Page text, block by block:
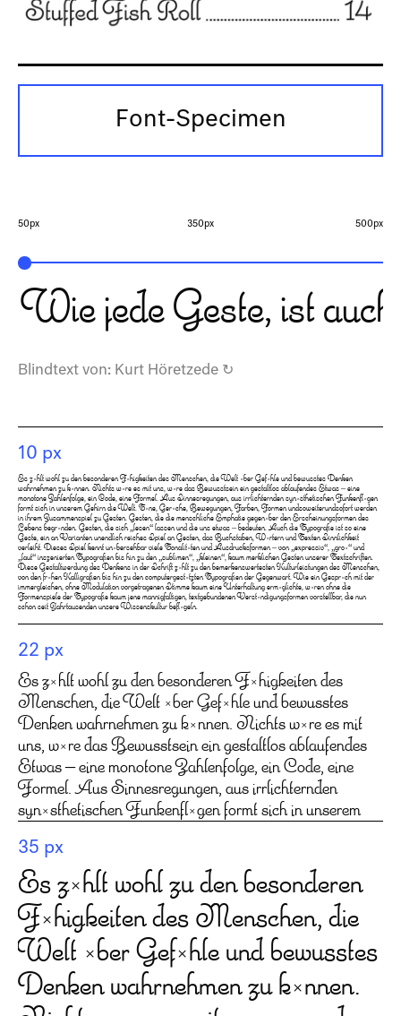
Font-Specimen
50px 350px 500px
Wie jede Geste, ist
Blindtext von: Kurt Höretzede ↻
10 px
Es zählt wohl zu den besonderen Fähigkeiten des Menschen, die Welt über Gefühle und bewusstes Denken
wahrnehmen zu können. Nichts wäre es mit uns, wäre das Bewusstsein ein gestaltlos ablaufendes Etwas – eine
monotone Zahlenfolge, ein Code, eine Formel. Aus Sinnesregungen, aus irrlichternden synästhetischen Funkenflügen
formt sich in unserem Gehirn die Welt. Töne, Gerüche, Bewegungen, Farben, Formen undsoweiterundsofort werden
in ihrem Zusammenspiel zu Gesten. Gesten, die die menschliche Emphatie gegenüber den Erscheinungsformen des
Lebens begründen. Gesten, die sich „lesen“ lassen und die uns etwas – bedeuten. Auch die Typografie ist so eine
Geste, ein an Varianten unendlich reiches Spiel an Gesten, das Buchstaben, Wörtern und Texten Sinnlichkeit
verleiht. Dieses Spiel kennt unübersehbar viele Tonalitäten und Ausdrucksformen – von „expressiv“, „groß“ und
„laut“ inszenierten Typografien bis hin zu den „sublimen“, „kleinen“, kaum merklichen Gesten unserer Textschriften.
Diese Gestaltwerdung des Denkens in der Schrift zählt zu den bemerkenswertesten Kulturleistungen des Menschen,
von den frühen Kalligrafien bis hin zu den computergestützten Typografien der Gegenwart. Wie ein Gespräch mit der
immergleichen, ohne Modulation vorgetragenen Stimme kaum eine Unterhaltung ermöglichte, wären ohne die
Formenspiele der Typografie kaum jene mannigfaltigen, textgebundenen Verständigungsformen vorstellbar, die nun
schon seit Jahrtausenden unsere Wissenskultur beflügeln.
22 px
Es zählt wohl zu den besonderen Fähigkeiten des
Menschen, die Welt über Gefühle und bewusstes
Denken wahrnehmen zu können. Nichts wäre es mit
uns, wäre das Bewusstsein ein gestaltlos ablaufendes
Etwas – eine monotone Zahlenfolge, ein Code, eine
Formel. Aus Sinnesregungen, aus irrlichternden
synästhetischen Funkenflügen formt sich in unserem
Farben, Formen undsoweiterundsofort werden in ihrem
Zusammenspiel zu Gesten. Gesten, die die menschliche
Emphatie gegenüber den Erscheinungsformen des
Lebens begründen. Gesten, die sich „lesen“ lassen und
die uns etwas – bedeuten. Auch die Typografie ist so
eine Geste, ein an Varianten unendlich reiches Spiel an
Gesten, das Buchstaben, Wörtern und Texten
Sinnlichkeit verleiht. Dieses Spiel kennt unübersehbar
35 px
Es zählt wohl zu den besonderen
Fähigkeiten des Menschen, die
Welt über Gefühle und bewusstes
Denken wahrnehmen zu können.